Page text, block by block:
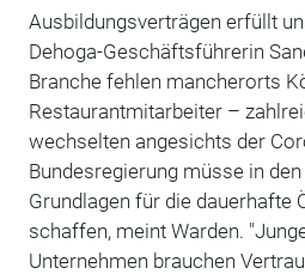
Ausbildungsverträgen erfüllt
Dehoga-Geschäftsführerin
Branche fehlen mancherorts
Restaurantmitarbeiter –
wechselten angesichts der
Bundesregierung müsse in
Grundlagen für die dauerhafte
schaffen, meint Warden.
Unternehmen brauchen